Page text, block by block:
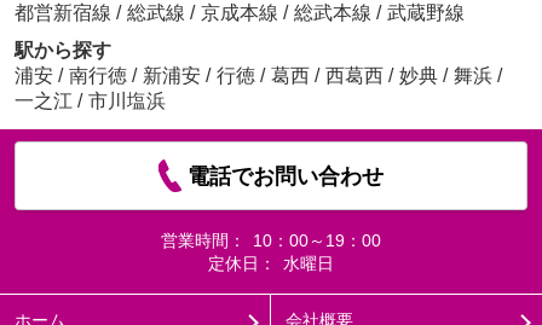
都営新宿線 / 総武線 / 京成本線 / 総武本線 / 武蔵野線
駅から探す
浦安 / 南行徳 / 新浦安 / 行徳 / 葛西 / 西葛西 / 妙典 / 舞浜 /
一之江 / 市川塩浜
電話でお問い合わせ
営業時間：
10：00～19：00
定休日：
水曜日
ホーム 会社概要